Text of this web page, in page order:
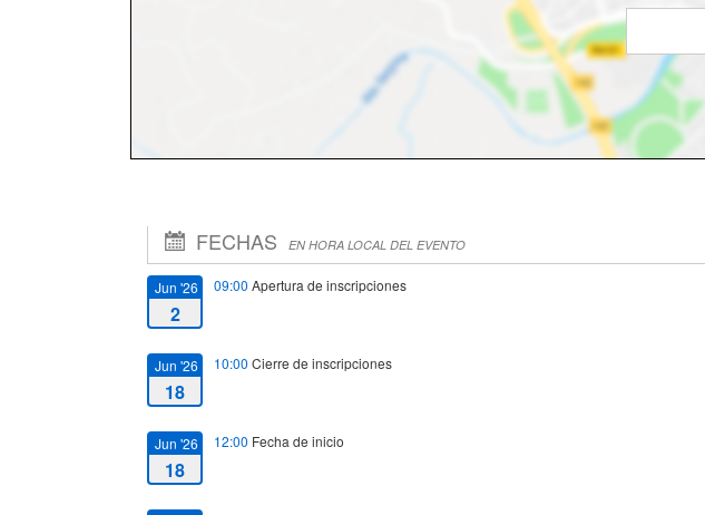
FECHAS EN HORA LOCAL DEL EVENTO
Jun '26
2
09:00 Apertura de inscripciones
Jun '26
18
10:00 Cierre de inscripciones
Jun '26
18
12:00 Fecha de inicio